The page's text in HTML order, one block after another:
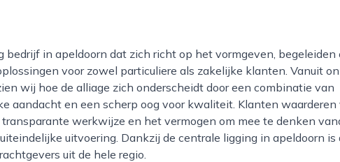
voor zowel particuliere als zakelijke klanten. Vanuit
wij hoe de alliage zich onderscheidt door een combinatie van
aandacht en een scherp oog voor kwaliteit. Klanten waarderen
transparante werkwijze en het vermogen om mee te denken
uitvoering. Dankzij de centrale ligging in apeldoorn is
uit de hele regio.